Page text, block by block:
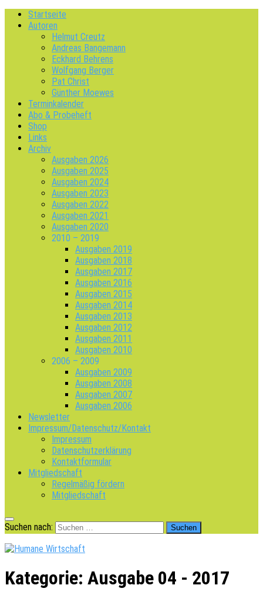
Startseite
Autoren
Helmut Creutz
Andreas Bangemann
Eckhard Behrens
Wolfgang Berger
Pat Christ
Günther Moewes
Terminkalender
Abo & Probeheft
Shop
Links
Archiv
Ausgaben 2026
Ausgaben 2025
Ausgaben 2024
Ausgaben 2023
Ausgaben 2022
Ausgaben 2021
Ausgaben 2020
2010 – 2019
Ausgaben 2019
Ausgaben 2018
Ausgaben 2017
Ausgaben 2016
Ausgaben 2015
Ausgaben 2014
Ausgaben 2013
Ausgaben 2012
Ausgaben 2011
Ausgaben 2010
2006 – 2009
Ausgaben 2009
Ausgaben 2008
Ausgaben 2007
Ausgaben 2006
Newsletter
Impressum/Datenschutz/Kontakt
Impressum
Datenschutzerklärung
Kontaktformular
Mitgliedschaft
Regelmäßig fördern
Mitgliedschaft
Suchen nach:
Kategorie: Ausgabe 04 - 2017